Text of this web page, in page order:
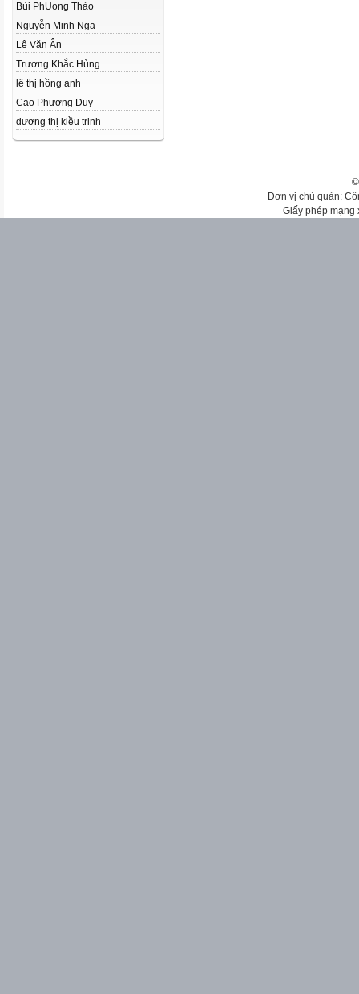
Bùi Ph­Uong Thảo
Nguyễn Minh Nga
Lê Văn Ân
Trương Khắc Hùng
lê thị hồng anh
Cao Phương Duy
dương thị kiều trinh
Đơn vị chủ quản:
Giấy phép mạng